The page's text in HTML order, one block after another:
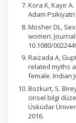
Kora K, Kayır
Adam
Mosher DL.
women.
10.1080/
Raizada A,
related myths
female. Indian
Bozkurt, S.
cinsel bilgi
Üsküdar
2016.